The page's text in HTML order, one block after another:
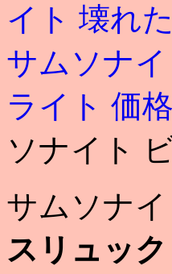
イト 壊れた
サムソナ
ライト 価
ソナイト
サムソナ
スリュック